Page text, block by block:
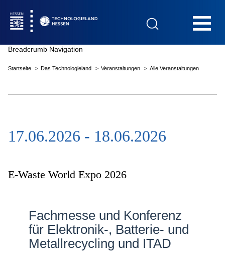
Das Technologieland
Innovationsfelder
Netzwerke
Breadcrumb Navigation
Startseite Das Technologieland Veranstaltungen Alle Veranstaltungen
17.06.2026 - 18.06.2026
E-Waste World Expo 2026
Fachmesse und Konferenz
für Elektronik-, Batterie- und
Metallrecycling und ITAD